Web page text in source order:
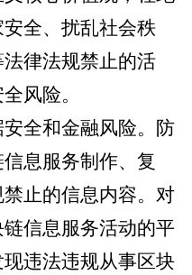
全、扰乱社会秩
律法规禁止的活
风险。
全和金融风险。 防
息服务制作、复
止的信息内容。对
信息服务活动的平
违法违规从事区块